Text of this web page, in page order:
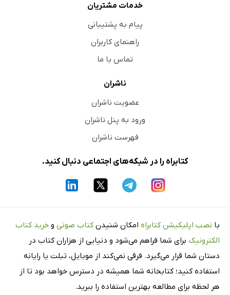
خدمات مشتریان
پیام به پشتیبانی
راهنمای کاربران
تماس با ما
ناشران
عضویت ناشران
ورود به پنل ناشران
فهرست ناشران
کتابراه را در شبکه‌های اجتماعی دنبال کنید.
با نصب اپلیکیشن کتابراه امکان شنیدن کتاب صوتی و خرید کتاب
الکترونیک برای شما فراهم می‌شود و دنیایی از هزاران کتاب در
دستان شما قرار می‌گیرد. فرقی نمی‌کند از موبایل، تبلت یا رایانه
استفاده کنید؛ کتابخانه شما همیشه در دسترس خواهد بود تا از
هر لحظه برای مطالعه بهترین استفاده را ببرید.